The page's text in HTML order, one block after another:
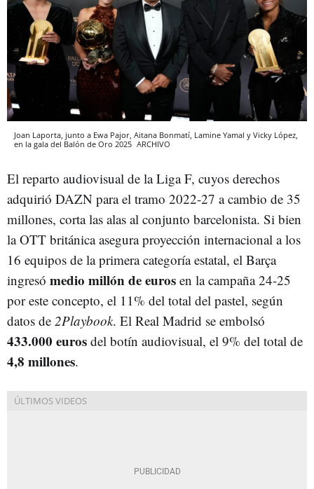
Joan Laporta, junto a Ewa Pajor, Aitana Bonmatí, Lamine Yamal y Vicky López,
en la gala del Balón de Oro 2025 ARCHIVO
El reparto audiovisual de la Liga F, cuyos derechos
adquirió DAZN para el tramo 2022-27 a cambio de 35
millones, corta las alas al conjunto barcelonista. Si bien
la OTT británica asegura proyección internacional a los
16 equipos de la primera categoría estatal, el Barça
ingresó medio millón de euros en la campaña 24-25
por este concepto, el 11% del total del pastel, según
datos de 2Playbook. El Real Madrid se embolsó
433.000 euros del botín audiovisual, el 9% del total de
4,8 millones.